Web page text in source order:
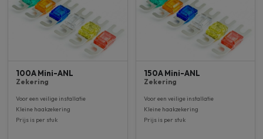
100A Mini-ANL
Zekering
Voor een veilige installatie
Kleine haakzekering
Prijs is per stuk
150A Mini-ANL
Zekering
Voor een veilige installatie
Kleine haakzekering
Prijs is per stuk